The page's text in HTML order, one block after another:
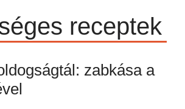
receptek
zabkása a